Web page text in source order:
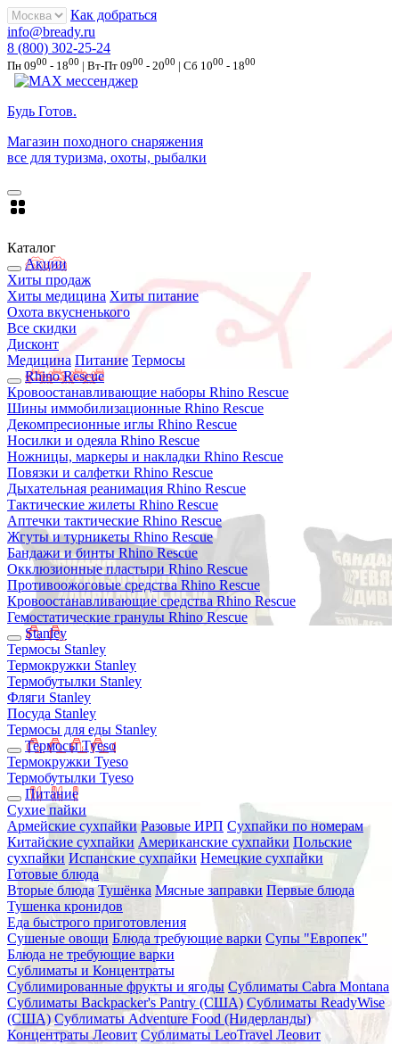
Как добраться
info@bready.ru
8 (800) 302-25-24
Пн 0900 - 1800 | Вт-Пт 0900 - 2000 | Сб 1000 - 1800
Будь Готов.
Магазин походного снаряжения
все для туризма, охоты, рыбалки
Каталог
Акции
Хиты продаж
Хиты медицина Хиты питание
Охота вкусненького
Все скидки
Дисконт
Медицина Питание Термосы
Rhino Rescue
Кровоостанавливающие наборы Rhino Rescue
Шины иммобилизационные Rhino Rescue
Декомпресионные иглы Rhino Rescue
Носилки и одеяла Rhino Rescue
Ножницы, маркеры и накладки Rhino Rescue
Повязки и салфетки Rhino Rescue
Дыхательная реанимация Rhino Rescue
Тактические жилеты Rhino Rescue
Аптечки тактические Rhino Rescue
Жгуты и турникеты Rhino Rescue
Бандажи и бинты Rhino Rescue
Окклюзионные пластыри Rhino Rescue
Противоожоговые средства Rhino Rescue
Кровоостанавливающие средства Rhino Rescue
Гемостатические гранулы Rhino Rescue
Stanley
Термосы Stanley
Термокружки Stanley
Термобутылки Stanley
Фляги Stanley
Посуда Stanley
Термосы для еды Stanley
Термосы Tyeso
Термокружки Tyeso
Термобутылки Tyeso
Питание
Сухие пайки
Армейские сухпайки Разовые ИРП Сухпайки по номерам
Китайские сухпайки Американские сухпайки Польские
сухпайки Испанские сухпайки Немецкие сухпайки
Готовые блюда
Вторые блюда Тушёнка Мясные заправки Первые блюда
Тушенка кронидов
Еда быстрого приготовления
Сушеные овощи Блюда требующие варки Супы "Европек"
Блюда не требующие варки
Сублиматы и Концентраты
Сублимированные фрукты и ягоды Сублиматы Cabra Montana
Сублиматы Backpacker's Pantry (США) Сублиматы ReadyWise
(США) Сублиматы Adventure Food (Нидерланды)
Концентраты Леовит Сублиматы LeoTravel Леовит